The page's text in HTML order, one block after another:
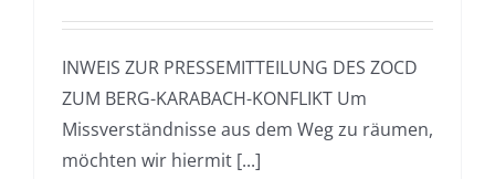
INWEIS ZUR PRESSEMITTEILUNG DES ZOCD
ZUM BERG-KARABACH-KONFLIKT Um
Missverständnisse aus dem Weg zu räumen,
möchten wir hiermit [...]